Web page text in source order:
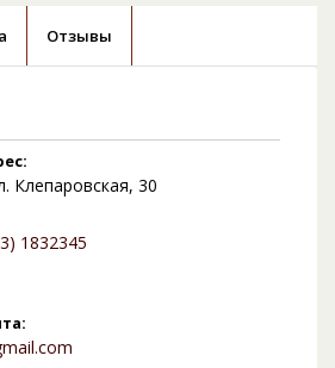
Отзывы
Клепаровская, 30
1832345